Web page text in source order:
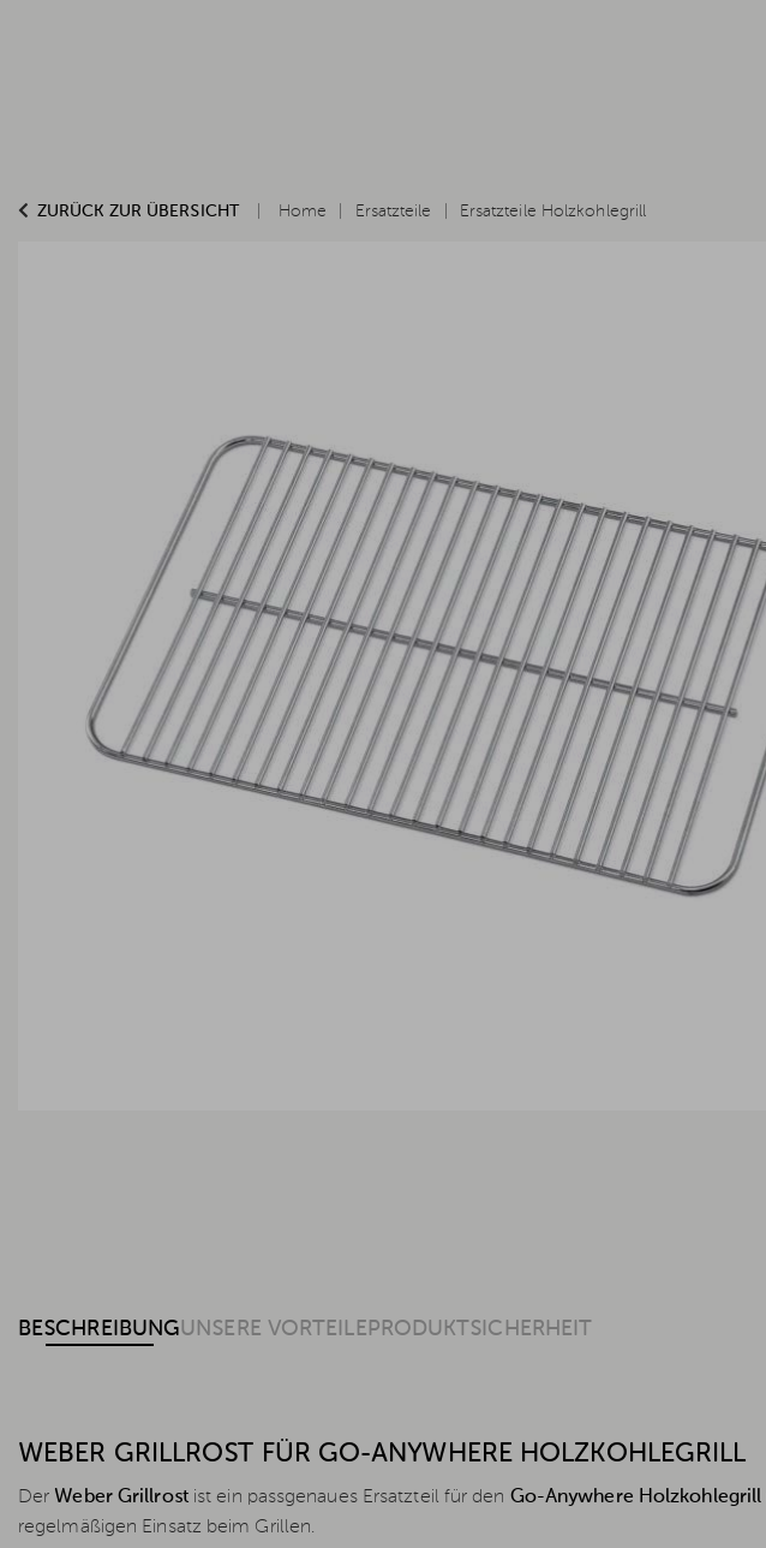
ZURÜCK ZUR ÜBERSICHT Home Ersatzteile Ersatzteile Holzkohlegrill
BESCHREIBUNGUNSERE VORTEILE PRODUKTSICHERHEIT
WEBER GRILLROST FÜR GO-ANYWHERE HOLZKOHLEGRILL
Der Weber Grillrostist ein passgenaues Ersatzteil für den Go-Anywhere Holzkohlegrill
regelmäßigen Einsatz beim Grillen.